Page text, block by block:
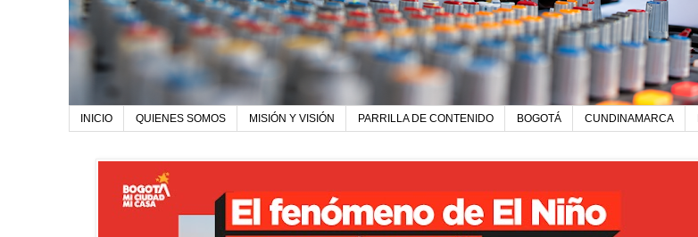
INICIO QUIENES SOMOS MISIÓN Y VISIÓN PARRILLA DE CONTENIDO BOGOTÁ CUNDINAMARCA